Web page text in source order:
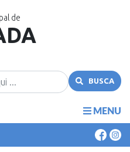
de
BUSCA
MENU